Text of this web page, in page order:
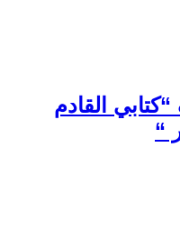
القادم
“